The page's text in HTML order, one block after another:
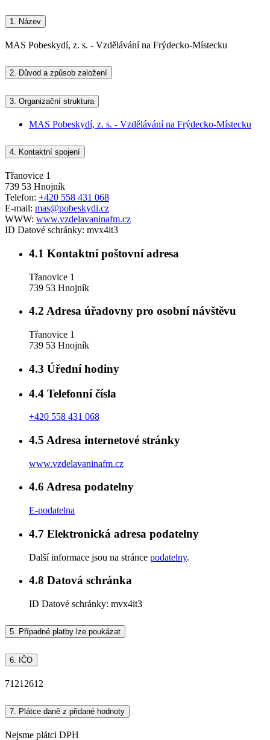
1. Název
MAS Pobeskydí, z. s. - Vzdělávání na Frýdecko-Místecku
2. Důvod a způsob založení
3. Organizační struktura
MAS Pobeskydí, z. s. - Vzdělávání na Frýdecko-Místecku
4. Kontaktní spojení
Třanovice 1
739 53 Hnojník
Telefon: +420 558 431 068
E-mail: mas@pobeskydi.cz
WWW: www.vzdelavaninafm.cz
ID Datové schránky: mvx4it3
4.1 Kontaktní poštovní adresa
Třanovice 1
739 53 Hnojník
4.2 Adresa úřadovny pro osobní návštěvu
Třanovice 1
739 53 Hnojník
4.3 Úřední hodiny
4.4 Telefonní čísla
+420 558 431 068
4.5 Adresa internetové stránky
www.vzdelavaninafm.cz
4.6 Adresa podatelny
E-podatelna
4.7 Elektronická adresa podatelny
Další informace jsou na stránce podatelny.
4.8 Datová schránka
ID Datové schránky: mvx4it3
5. Případné platby lze poukázat
6. IČO
71212612
7. Plátce daně z přidané hodnoty
Nejsme plátci DPH